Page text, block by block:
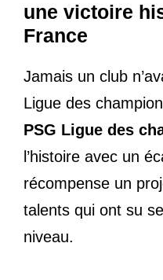
une victoire
France
Jamais un club
Ligue des
PSG Ligue des
l’histoire avec un
récompense un
talents qui ont su
niveau.